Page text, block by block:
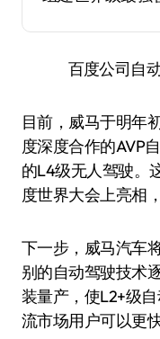
百度公司自
目前，威马于明年
度深度合作的AVP
的L4级无人驾驶。
度世界大会上亮相
下一步，威马汽车
别的自动驾驶技术
装量产，使L2+级
流市场用户可以更